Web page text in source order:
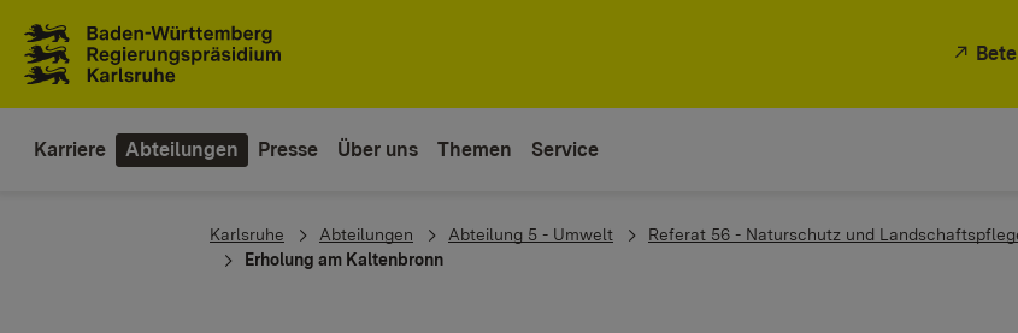
Karriere Abteilungen Presse Über uns Themen Service
You are here:
Karlsruhe Abteilungen Abteilung 5 - Umwelt Referat 56 - Naturschutz und
Erholung am Kaltenbronn